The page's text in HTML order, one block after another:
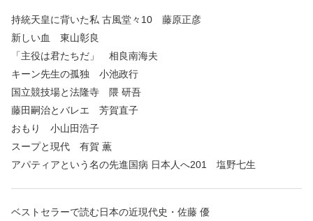
持統天皇に背いた私 古風堂々10 藤原正彦
新しい血 東山彰良
「主役は君たちだ」 相良南海夫
キーン先生の孤独 小池政行
国立競技場と法隆寺 隈 研吾
藤田嗣治とバレエ 芳賀直子
おもり 小山田浩子
スープと現代 有賀 薫
アパティアという名の先進国病 日本人へ201 塩野七生
ベストセラーで読む日本の近現代史・佐藤 優